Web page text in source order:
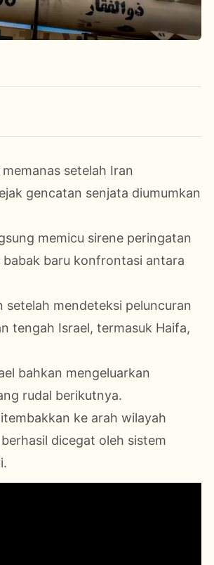
setelah Iran
gencatan senjata diumumkan
memicu sirene peringatan
baru konfrontasi antara
mendeteksi peluncuran
tengah Israel, termasuk Haifa,
bahkan mengeluarkan
rudal berikutnya.
ke arah wilayah
dicegat oleh sistem